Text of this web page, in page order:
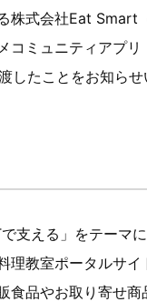
株式会社Eat Smart
ミュニティアプリ
たことをお知らせ
支える」をテーマ
理教室ポータルサ
食品やお取り寄せ商